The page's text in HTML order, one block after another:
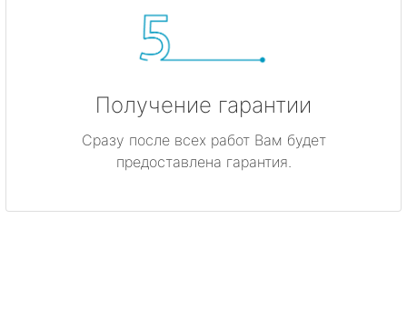
Получение гарантии
Сразу после всех работ Вам будет
предоставлена гарантия.